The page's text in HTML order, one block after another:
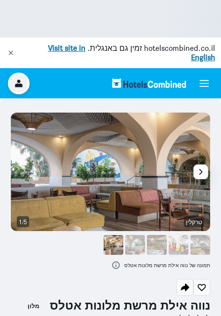
hotelscombined.co.il זמין גם באנגלית. Visit site in
English
נווה אילת מרשת מלונות אטלס מלון
טרקלין 1/5
תמונה של נווה אילת מרשת מלונות אטלס